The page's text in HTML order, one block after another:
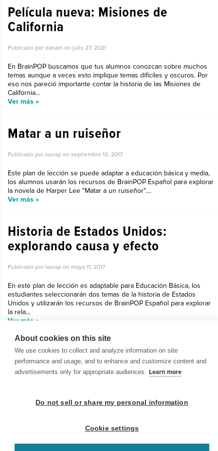
Película nueva: Misiones de
California
Publicado por danam on julio 27, 2021
En BrainPOP buscamos que tus alumnos conozcan sobre muchos
temas aunque a veces esto implique temas difíciles y oscuros. Por
eso nos pareció importante contar la historia de las Misiones de
California...
Ver más »
Matar a un ruiseñor
Publicado por laurap on septiembre 13, 2017
Este plan de lección se puede adaptar a educación básica y media,
los alumnos usarán los recursos de BrainPOP Español para explorar
la novela de Harper Lee "Matar a un ruiseñor"....
Ver más »
Historia de Estados Unidos:
explorando causa y efecto
Publicado por laurap on mayo 11, 2017
En este plan de lección es adaptable para Educación Básica, los
estudiantes seleccionarán dos temas de la historia de Estados
Unidos y utilizarán los recursos de BrainPOP Español para explorar
la rela...
Ver más »
About cookies on this site
We use cookies to collect and analyze information on site
performance and usage, and to enhance and customize content and
advertisements only for appropriate audiences. Learn more
Do not sell or share my personal information
Cookie settings